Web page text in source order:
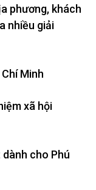
phương, khách
nhiều giải
Minh
xã hội
cho Phú